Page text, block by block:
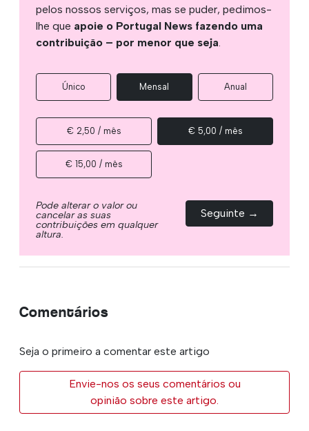
pelos nossos serviços, mas se puder, pedimos-
lhe que apoie o Portugal News fazendo uma
contribuição – por menor que seja.
Único Mensal Anual
€ 2,50 / mês € 5,00 / mês
€ 15,00 / mês
Pode alterar o valor ou
cancelar as suas
contribuições em qualquer
altura.
Seguinte →
Comentários
Seja o primeiro a comentar este artigo
Envie-nos os seus comentários ou
opinião sobre este artigo.